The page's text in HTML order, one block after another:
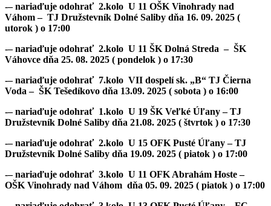
-– nariaďuje odohrať 2.kolo U 11 OŠK Vinohrady nad
Váhom – TJ Družstevník Dolné Saliby dňa 16. 09. 2025 (
utorok ) o 17:00
-– nariaďuje odohrať 2.kolo U 11 ŠK Dolná Streda – ŠK
Váhovce dňa 25. 08. 2025 ( pondelok ) o 17:30
-– nariaďuje odohrať 7.kolo VII dospelí sk. „B“ TJ Čierna
Voda – ŠK Tešedíkovo dňa 13.09. 2025 ( sobota ) o 16:00
-– nariaďuje odohrať 1.kolo U 19 ŠK Veľké Úľany – TJ
Družstevník Dolné Saliby dňa 21.08. 2025 ( štvrtok ) o 17:30
-– nariaďuje odohrať 2.kolo U 15 OFK Pusté Úľany – TJ
Družstevník Dolné Saliby dňa 19.09. 2025 ( piatok ) o 17:00
-– nariaďuje odohrať 3.kolo U 11 OFK Abrahám Hoste –
OŠK Vinohrady nad Váhom dňa 05. 09. 2025 ( piatok ) o 17:00